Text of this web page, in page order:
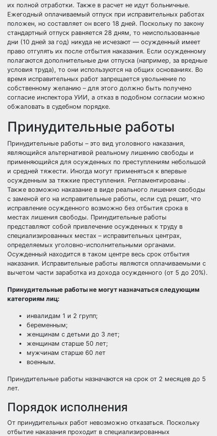
их полной отработки. Также в расчет не идут больничные.
Ежегодный оплачиваемый отпуск при исправительных работах
положен, но составляет он всего 18 дней. Поскольку по закону
стандартный отпуск равняется 28 дням, то неиспользованные
дни (10 дней за год) никуда не исчезают — осужденный имеет
право отгулять их после отбытия наказания. Если осужденному
полагаются дополнительные дни отпуска (например, за вредные
условия труда), то они используются на общих основаниях. Во
время исправительных работ запрещается увольнение по
собственному желанию – для этого должно быть получено
согласие инспектора УИИ, а отказ в подобном согласии можно
обжаловать в судебном порядке.
Принудительные работы
Принудительные работы – это вид уголовного наказания,
являющийся альтернативой реальному лишению свободы и
применяющийся для осужденных по преступлениям небольшой
и средней тяжести. Иногда могут применяться к впервые
осужденным за тяжкие преступления. Регламентированы .
Также возможно наказание в виде реального лишения свободы
с заменой его на исправительные работы, если суд решит, что
исправление осужденного возможно без отбытия срока в
местах лишения свободы. Принудительные работы
представляют собой привлечение осужденных к труду в
специализированных местах – исправительных центрах,
определяемых уголовно-исполнительными органами.
Осужденный находится в таком центре весь срок отбытия
наказания. Исправительные работы являются оплачиваемыми с
вычетом части заработка из дохода осужденного (от 5 до 20%).
Принудительные работы не могут назначаться следующим
категориям лиц:
инвалидам 1 и 2 групп;
беременным;
женщинам с детьми до 3 лет;
женщинам старше 50 лет;
мужчинам старше 60 лет
военным.
Принудительные работы назначаются на срок от 2 месяцев до 5
лет.
Порядок исполнения
От принудительных работ невозможно отказаться. Поскольку
отбытие наказания проходит в специализированных